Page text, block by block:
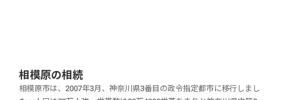
相模原の相続
相模原市は、2007年3月、神奈川県3番目の政令指定都市に移行しまし